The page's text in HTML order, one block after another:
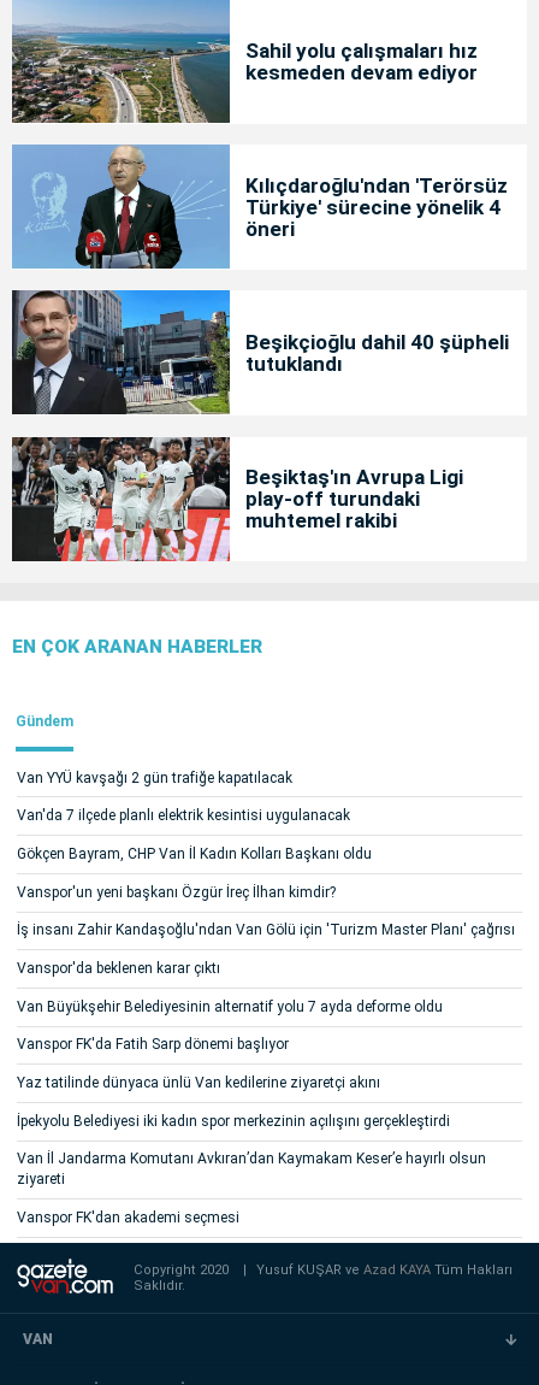
Sahil yolu çalışmaları hız
kesmeden devam ediyor
Kılıçdaroğlu'ndan 'Terörsüz
Türkiye' sürecine yönelik 4
öneri
Beşikçioğlu dahil 40 şüpheli
tutuklandı
Beşiktaş'ın Avrupa Ligi
play-off turundaki
muhtemel rakibi
EN ÇOK ARANAN HABERLER
Gündem
Van YYÜ kavşağı 2 gün trafiğe kapatılacak
Van'da 7 ilçede planlı elektrik kesintisi uygulanacak
Gökçen Bayram, CHP Van İl Kadın Kolları Başkanı oldu
Vanspor'un yeni başkanı Özgür İreç İlhan kimdir?
İş insanı Zahir Kandaşoğlu'ndan Van Gölü için 'Turizm Master Planı' çağrısı
Vanspor'da beklenen karar çıktı
Van Büyükşehir Belediyesinin alternatif yolu 7 ayda deforme oldu
Vanspor FK'da Fatih Sarp dönemi başlıyor
Yaz tatilinde dünyaca ünlü Van kedilerine ziyaretçi akını
İpekyolu Belediyesi iki kadın spor merkezinin açılışını gerçekleştirdi
Van İl Jandarma Komutanı Avkıran’dan Kaymakam Keser’e hayırlı olsun
ziyareti
Vanspor FK'dan akademi seçmesi
Copyright 2020 | Yusuf KUŞAR veAzad KAYATüm Hakları
Saklıdır.
VAN